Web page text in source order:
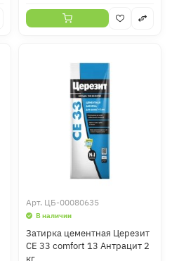
Арт. ЦБ-00080635
В наличии
Затирка цементная Церезит
CE 33 comfort 13 Антрацит 2
кг